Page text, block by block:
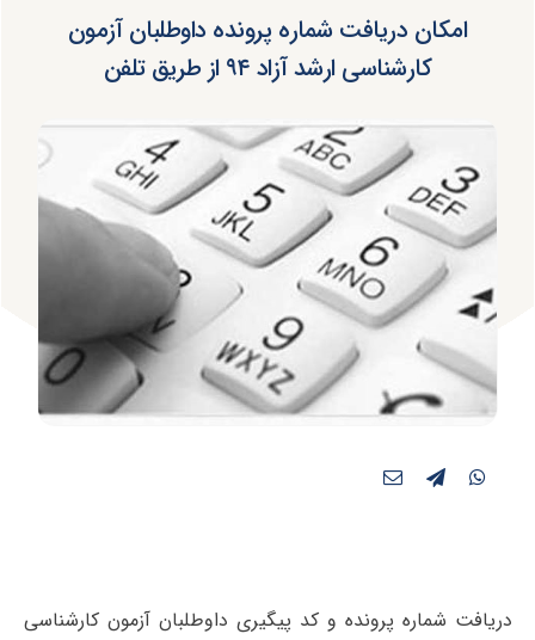
امکان دریافت شماره پرونده داوطلبان آزمون
کارشناسی ارشد آزاد ۹۴ از طریق تلفن
دریافت شماره پرونده و کد پیگیری داوطلبان آزمون کارشناسی